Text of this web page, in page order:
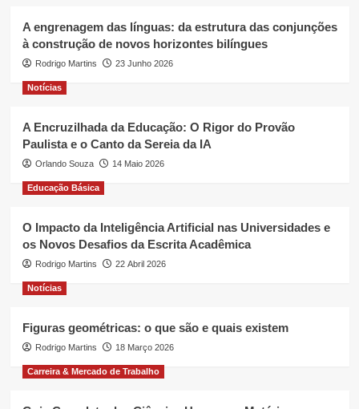
A engrenagem das línguas: da estrutura das conjunções
à construção de novos horizontes bilíngues
Rodrigo Martins 23 Junho 2026
Notícias
A Encruzilhada da Educação: O Rigor do Provão
Paulista e o Canto da Sereia da IA
Orlando Souza 14 Maio 2026
Educação Básica
O Impacto da Inteligência Artificial nas Universidades e
os Novos Desafios da Escrita Acadêmica
Rodrigo Martins 22 Abril 2026
Notícias
Figuras geométricas: o que são e quais existem
Rodrigo Martins 18 Março 2026
Carreira & Mercado de Trabalho